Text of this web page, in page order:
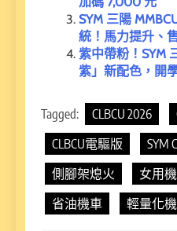
SYM 三陽
統！馬力提升、
紫中帶粉！SYM
紫」新配色，開
Tagged: CLBCU 2026
CLBCU電驅版
SYM
側腳架熄火
女用
省油機車
輕量化